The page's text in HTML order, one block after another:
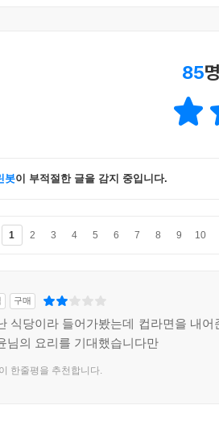
성장주에도 단점이 있다
는 무조건 성장주만 가능하다
장주의 시대다
85
봇이 부적절한 글을 감지 중입니다.
1 2 3 4 5 6 7 8 9 10
구매
식당이라 들어가봤는데 컵라면을 내어
님의 요리를 기대했습니다만
한줄평을 추천합니다.